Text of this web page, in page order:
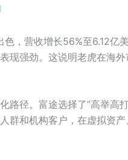
，营收增长56%至6.12亿
现强劲。这说明老虎在海
路径。富途选择了”高举
群和机构客户，在虚拟资